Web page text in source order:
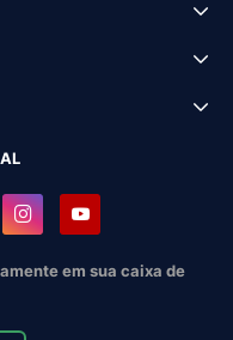
em sua caixa de